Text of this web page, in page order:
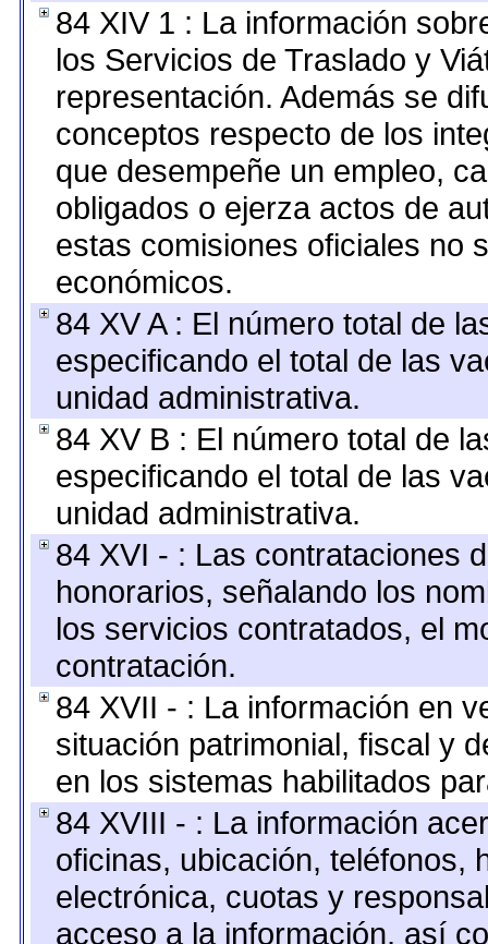
84 XIV 1 : La información
los Servicios de Traslado y
representación. Además se
conceptos respecto de los
que desempeñe un empleo,
obligados o ejerza actos de
estas comisiones oficiales no
económicos.
84 XV A : El número total de
especificando el total de las
unidad administrativa.
84 XV B : El número total de
especificando el total de las
unidad administrativa.
84 XVI - : Las contrataciones
honorarios, señalando los
los servicios contratados, el
contratación.
84 XVII - : La información en
situación patrimonial, fiscal y
en los sistemas habilitados
84 XVIII - : La información
oficinas, ubicación, teléfonos,
electrónica, cuotas y
acceso a la información, así